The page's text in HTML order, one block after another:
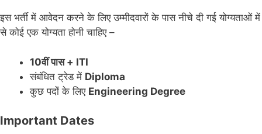
इस भर्ती में आवेदन करने के लिए उम्मीदवारों के पास नीचे दी गई योग्यताओं में
से कोई एक योग्यता होनी चाहिए –
10वीं पास + ITI
संबंधित ट्रेड में Diploma
कुछ पदों के लिए Engineering Degree
Important Dates